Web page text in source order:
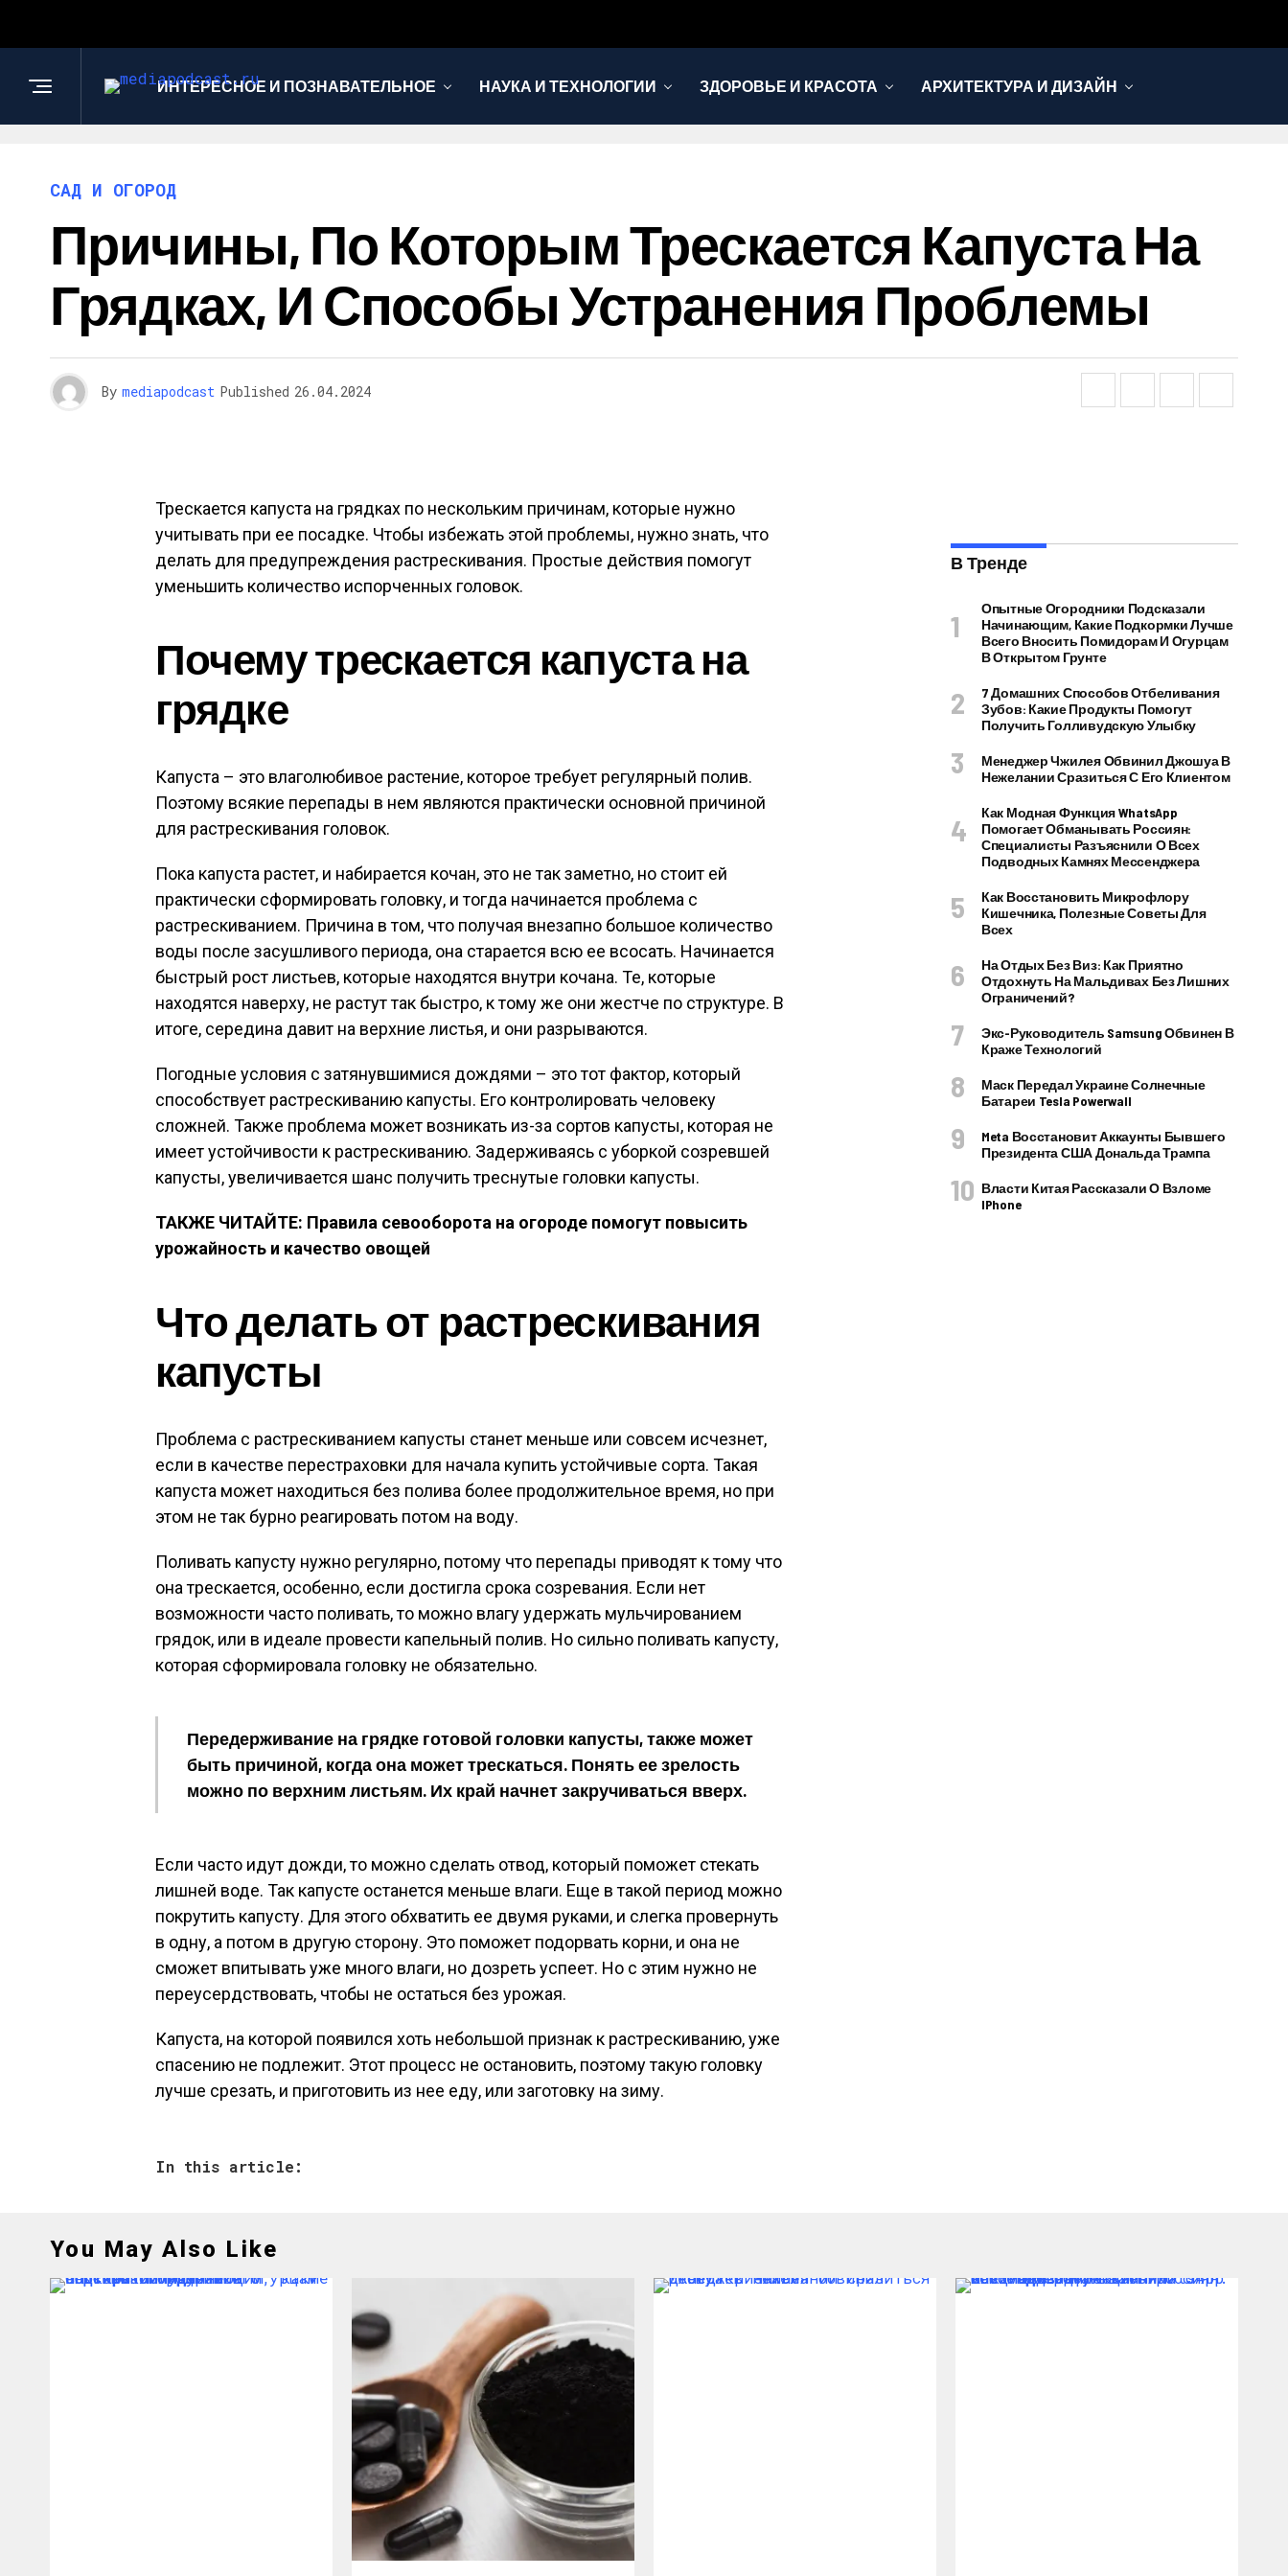
ИНТЕРЕСНОЕ И ПОЗНАВАТЕЛЬНОЕ НАУКА И ТЕХНОЛОГИИ ЗДОРОВЬЕ И КРАСОТА АРХИТЕКТУРА И ДИЗАЙН
САД И ОГОРОД
Причины, По Которым Трескается Капуста На
Грядках, И Способы Устранения Проблемы
By mediapodcast Published 26.04.2024
Трескается капуста на грядках по нескольким причинам, которые нужно
учитывать при ее посадке. Чтобы избежать этой проблемы, нужно знать, что
делать для предупреждения растрескивания. Простые действия помогут
уменьшить количество испорченных головок.
Почему трескается капуста на
грядке
Капуста – это влаголюбивое растение, которое требует регулярный полив.
Поэтому всякие перепады в нем являются практически основной причиной
для растрескивания головок.
Пока капуста растет, и набирается кочан, это не так заметно, но стоит ей
практически сформировать головку, и тогда начинается проблема с
растрескиванием. Причина в том, что получая внезапно большое количество
воды после засушливого периода, она старается всю ее всосать. Начинается
быстрый рост листьев, которые находятся внутри кочана. Те, которые
находятся наверху, не растут так быстро, к тому же они жестче по структуре. В
итоге, середина давит на верхние листья, и они разрываются.
Погодные условия с затянувшимися дождями – это тот фактор, который
способствует растрескиванию капусты. Его контролировать человеку
сложней. Также проблема может возникать из-за сортов капусты, которая не
имеет устойчивости к растрескиванию. Задерживаясь с уборкой созревшей
капусты, увеличивается шанс получить треснутые головки капусты.
ТАКЖЕ ЧИТАЙТЕ: Правила севооборота на огороде помогут повысить
урожайность и качество овощей
Что делать от растрескивания
капусты
Проблема с растрескиванием капусты станет меньше или совсем исчезнет,
если в качестве перестраховки для начала купить устойчивые сорта. Такая
капуста может находиться без полива более продолжительное время, но при
этом не так бурно реагировать потом на воду.
Поливать капусту нужно регулярно, потому что перепады приводят к тому что
она трескается, особенно, если достигла срока созревания. Если нет
возможности часто поливать, то можно влагу удержать мульчированием
грядок, или в идеале провести капельный полив. Но сильно поливать капусту,
которая сформировала головку не обязательно.
Передерживание на грядке готовой головки капусты, также может
быть причиной, когда она может трескаться. Понять ее зрелость
можно по верхним листьям. Их край начнет закручиваться вверх.
Если часто идут дожди, то можно сделать отвод, который поможет стекать
лишней воде. Так капусте останется меньше влаги. Еще в такой период можно
покрутить капусту. Для этого обхватить ее двумя руками, и слегка провернуть
в одну, а потом в другую сторону. Это поможет подорвать корни, и она не
сможет впитывать уже много влаги, но дозреть успеет. Но с этим нужно не
переусердствовать, чтобы не остаться без урожая.
Капуста, на которой появился хоть небольшой признак к растрескиванию, уже
спасению не подлежит. Этот процесс не остановить, поэтому такую головку
лучше срезать, и приготовить из нее еду, или заготовку на зиму.
In this article:
В Тренде
Опытные Огородники Подсказали
Начинающим, Какие Подкормки Лучше
Всего Вносить Помидорам И Огурцам
В Открытом Грунте
7 Домашних Способов Отбеливания
Зубов: Какие Продукты Помогут
Получить Голливудскую Улыбку
Менеджер Чжилея Обвинил Джошуа В
Нежелании Сразиться С Его Клиентом
Как Модная Функция WhatsApp
Помогает Обманывать Россиян:
Специалисты Разъяснили О Всех
Подводных Камнях Мессенджера
Как Восстановить Микрофлору
Кишечника, Полезные Советы Для
Всех
На Отдых Без Виз: Как Приятно
Отдохнуть На Мальдивах Без Лишних
Ограничений?
Экс-Руководитель Samsung Обвинен В
Краже Технологий
Маск Передал Украине Солнечные
Батареи Tesla Powerwall
Meta Восстановит Аккаунты Бывшего
Президента США Дональда Трампа
Власти Китая Рассказали О Взломе
IPhone
You May Also Like